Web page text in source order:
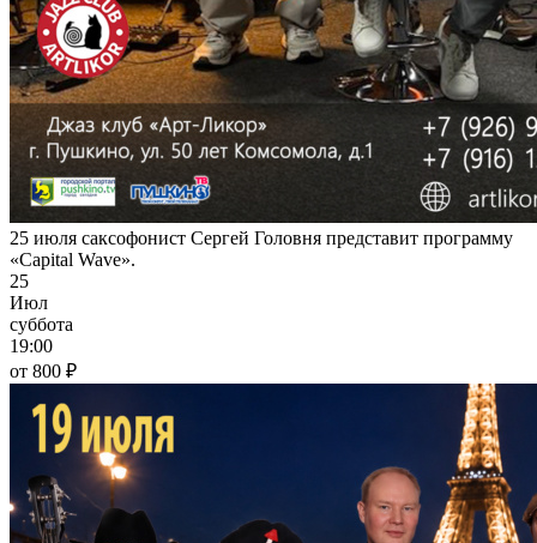
25 июля саксофонист Сергей Головня представит программу
«Capital Wave».
25
Июл
суббота
19:00
от 800 ₽